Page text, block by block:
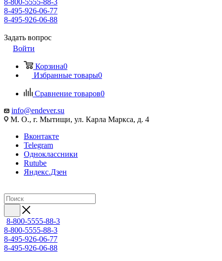
8-800-5555-88-3
8-495-926-06-77
8-495-926-06-88
Задать вопрос
Войти
Корзина0
Избранные товары0
Сравнение товаров0
info@endever.su
М. О., г. Мытищи, ул. Карла Маркса, д. 4
Вконтакте
Telegram
Одноклассники
Rutube
Яндекс.Дзен
8-800-5555-88-3
8-800-5555-88-3
8-495-926-06-77
8-495-926-06-88